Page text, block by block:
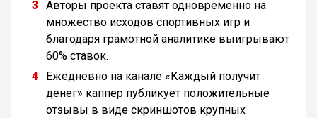
Авторы проекта ставят одновременно на
множество исходов спортивных игр и
благодаря грамотной аналитике выигрывают
60% ставок.
Ежедневно на канале «Каждый получит
денег» каппер публикует положительные
отзывы в виде скриншотов крупных